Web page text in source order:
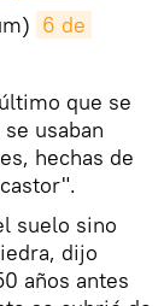
6 de
que se
usaban
hechas de
suelo sino
dijo
años antes